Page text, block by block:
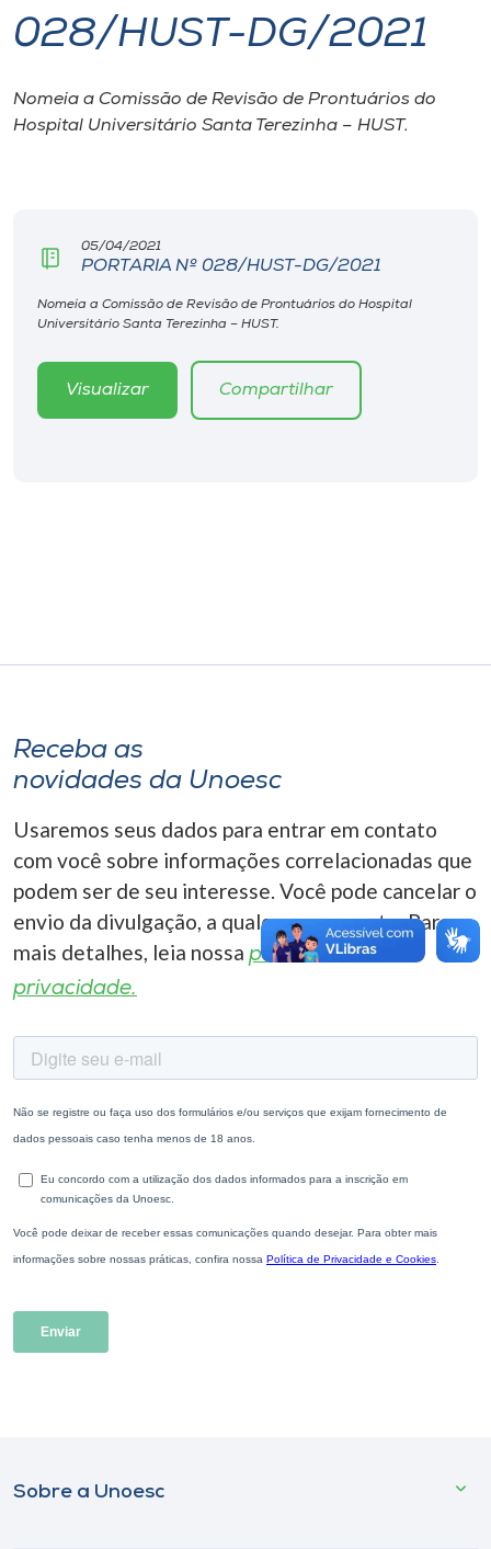
I.nova
Diplomados
CPA
Biblioteca
Editora
A-
028/HUST-DG/2021
Nomeia a Comissão de Revisão de Prontuários do
Hospital Universitário Santa Terezinha – HUST.
05/04/2021
PORTARIA Nº 028/HUST-DG/2021
Nomeia a Comissão de Revisão de Prontuários do Hospital
Universitário Santa Terezinha – HUST.
Visualizar Compartilhar
Receba as
novidades da Unoesc
Usaremos seus dados para entrar em contato
com você sobre informações correlacionadas que
podem ser de seu interesse. Você pode cancelar o
envio da divulgação, a qualquer momento. Para
mais detalhes, leia nossa política de
privacidade.
Sobre a Unoesc